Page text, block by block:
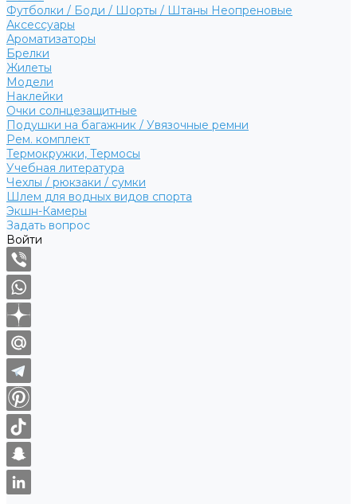
Футболки / Боди / Шорты / Штаны Неопреновые
Аксессуары
Ароматизаторы
Брелки
Жилеты
Модели
Наклейки
Очки солнцезащитные
Подушки на багажник / Увязочные ремни
Рем. комплект
Термокружки, Термосы
Учебная литература
Чехлы / рюкзаки / сумки
Шлем для водных видов спорта
Экшн-Камеры
Задать вопрос
Войти